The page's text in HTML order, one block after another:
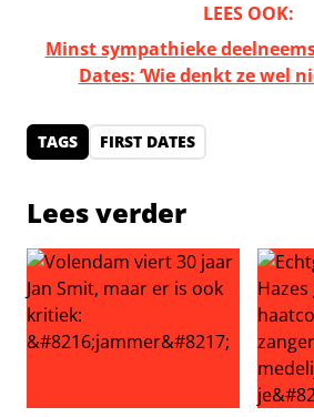
LEES OOK:
Minst sympathieke
Dates: ‘Wie denkt ze wel
TAGS FIRST DATES
Lees verder